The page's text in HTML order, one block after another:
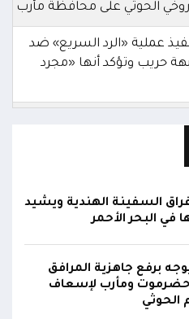
الحوثي على محافظة مأرب
عملية «الرد السريع» ضد
حريب وتؤكد أنها «مجرد
للتعامل مع أي تهديدات
الانفجار والدخان المتصاعد
أنه كان مفخخًا
باتجاه المنطقة
لمحطة كهرباء المخا قبل أن
المناسب وتدمره
السفينة الهندية ويشيد
في البحر الأحمر
برفع جاهزية المرافق
ومأرب لإسعاف
الحوثي